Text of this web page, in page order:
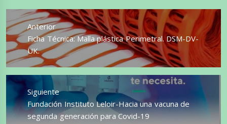
Navegación
de
entradas
Anterior
Entrada
anterior:
Ficha Técnica: Malla plástica Perimetral. DSM-DV-
UK.
Siguiente
Entrada
siguiente:
Fundación Instituto Leloir-Hacia una vacuna de
segunda generación para Covid-19